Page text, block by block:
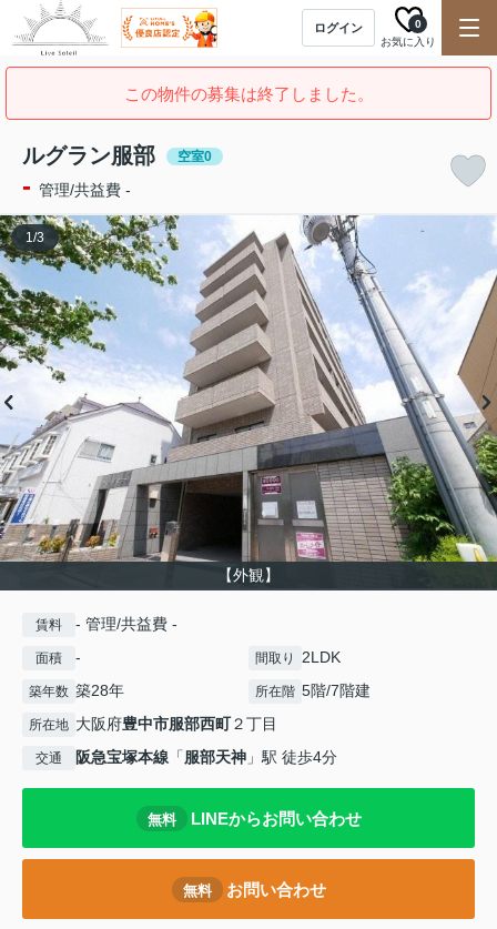
ログイン
お気に入り
0
この物件の募集は終了しました。
ルグラン服部 空室0
- 管理/共益費 -
【外観】
1/3
賃料 - 管理/共益費 -
面積 - 間取り 2LDK
築年数 築28年 所在階 5階/7階建
所在地 大阪府豊中市服部西町２丁目
交通 阪急宝塚本線 「服部天神 」駅 徒歩4分
無料 LINEからお問い合わせ
無料 お問い合わせ